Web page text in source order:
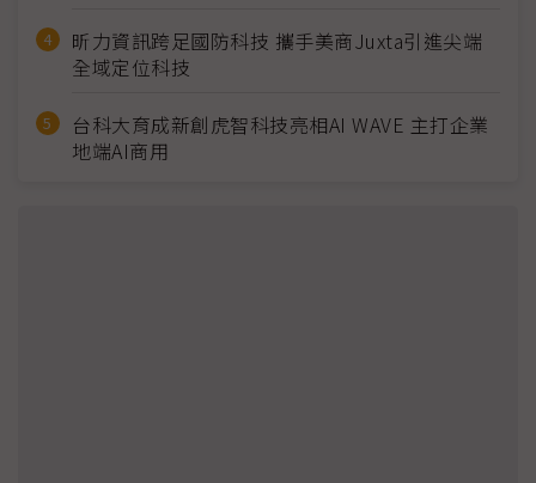
昕力資訊跨足國防科技 攜手美商Juxta引進尖端
全域定位科技
台科大育成新創虎智科技亮相AI WAVE 主打企業
地端AI商用